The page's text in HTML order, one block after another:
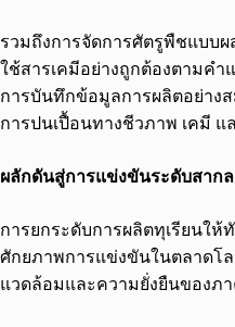
รวมถึงการจัดการศัตรูพืชแบบ
ใช้สารเคมีอย่างถูกต้องตามคำ
การบันทึกข้อมูลการผลิตอย่างส
การปนเปื้อนทางชีวภาพ เคมี แ
ผลักดันสู่การแข่งขันระดับสากล
การยกระดับการผลิตทุเรียนให้
ศักยภาพการแข่งขันในตลาดโ
แวดล้อมและความยั่งยืนของภา